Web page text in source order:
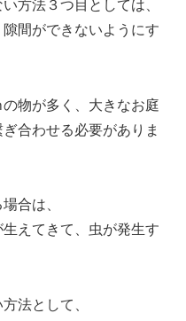
方法３つ目としては、
間ができないようにす
物が多く、大きなお庭
合わせる必要がありま
合は、
えてきて、虫が発生す
法として、